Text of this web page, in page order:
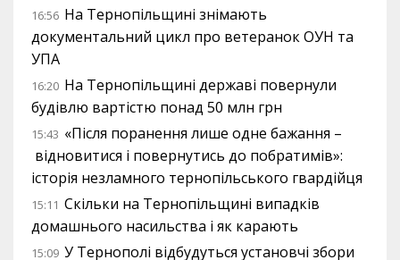
16:56 На Тернопільщині знімають
документальний цикл про ветеранок ОУН та
УПА
16:20 На Тернопільщині державі повернули
будівлю вартістю понад 50 млн грн
15:43 «Після поранення лише одне бажання –
відновитися і повернутись до побратимів»:
історія незламного тернопільського гвардійця
15:11 Скільки на Тернопільщині випадків
домашнього насильства і як карають
15:09 У Тернополі відбудуться установчі збори